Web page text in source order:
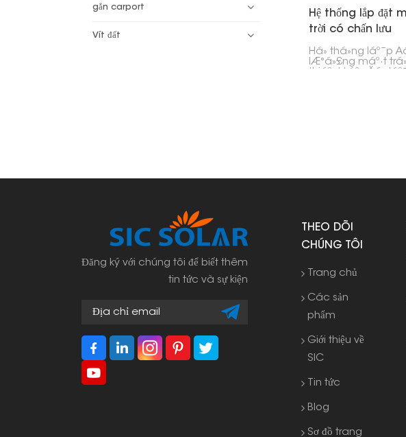
gắn carport
Vít đất
Hệ thống lắp đặt
trời có chấn lưu
Há» thá»ng láº¯p
lÆ°á»£ng máº·t
Đăng ký với chúng tôi để biết thêm
tin tức và sự kiện
THEO DÕI
CHÚNG TÔI
Trang chủ
Các sản
phẩm
Giới thiệu về
SIC
Tin tức
Blog
Sơ đồ trang